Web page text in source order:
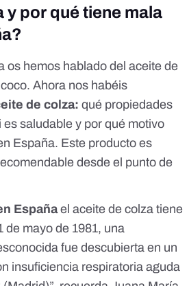
y por qué tiene mala
os hemos hablado del aceite de
. Ahora nos habéis
de colza: qué propiedades
saludable y por qué motivo
España. Este producto es
desde el punto de
Españael aceite de colza tiene
de mayo de 1981, una
fue descubierta en un
insuficiencia respiratoria aguda